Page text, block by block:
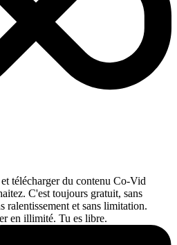
télécharger du contenu Co-Vid
C'est toujours gratuit, sans
ralentissement et sans limitation.
en illimité. Tu es libre.